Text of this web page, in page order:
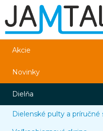
Akcie
Novinky
Dielňa
Dielenské pulty a príručné